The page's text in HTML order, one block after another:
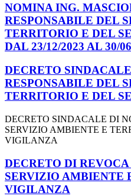
NOMINA ING.
RESPONSABILE DEL
TERRITORIO E DEL
DAL 23/12/2023 AL 30/
DECRETO
RESPONSABILE DEL
TERRITORIO E DEL
DECRETO SINDACALE DI
SERVIZIO AMBIENTE E
VIGILANZA
DECRETO DI
SERVIZIO AMBIENTE
VIGILANZA